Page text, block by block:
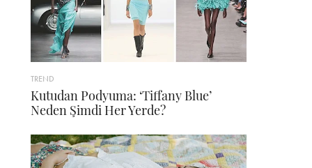
TREND
Kutudan Podyuma: ‘Tiffany Blue’
Neden Şimdi Her Yerde?